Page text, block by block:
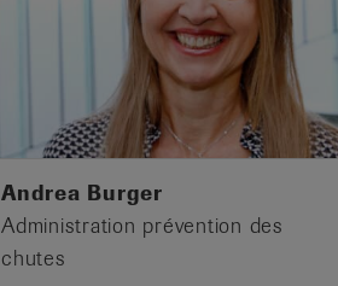
Andrea Burger
Administration prévention des
chutes